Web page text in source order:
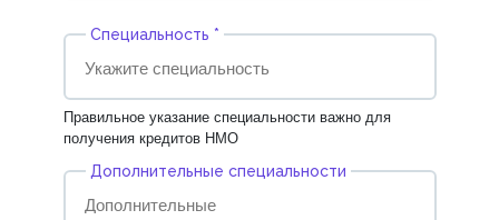
Cпециальность *
Правильное указание специальности важно для
получения кредитов НМО
Дополнительные специальности